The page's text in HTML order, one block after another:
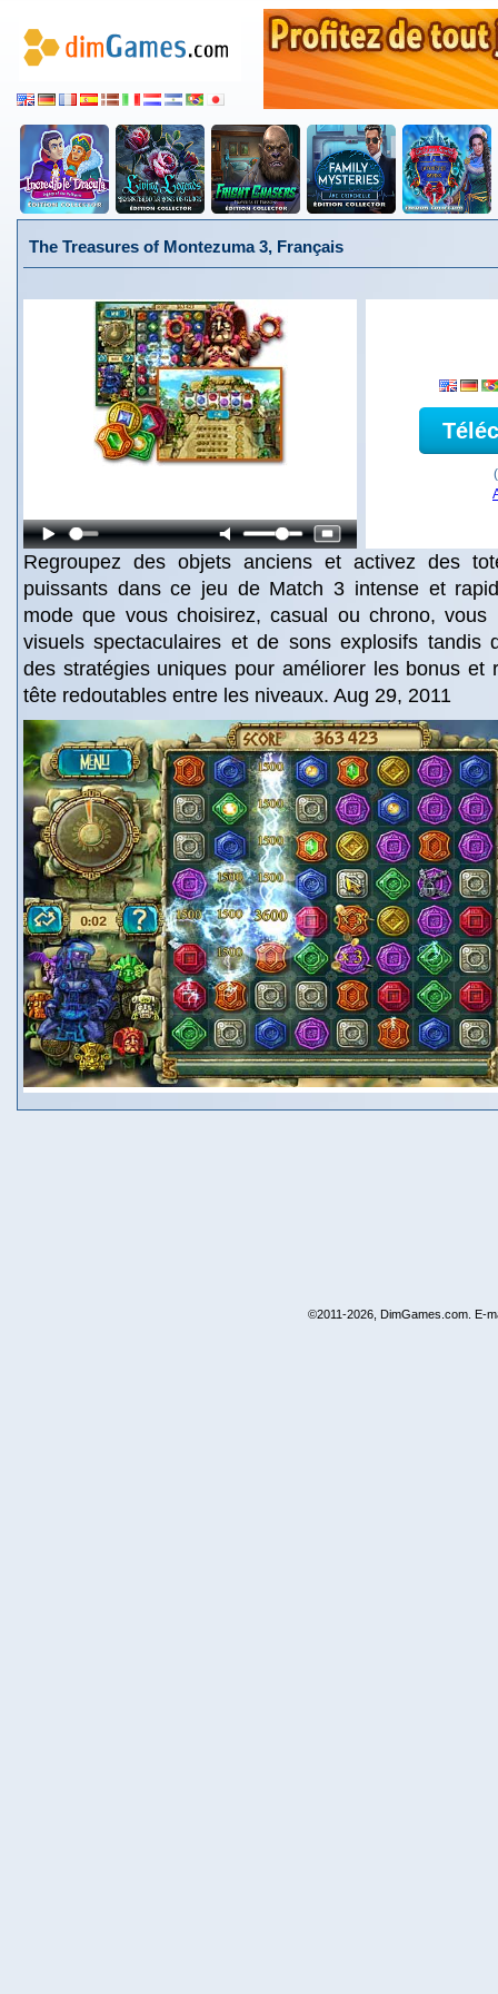
The Treasures of Montezuma 3, Français
Regroupez des objets anciens et activez des
puissants dans ce jeu de Match 3 intense et
mode que vous choisirez, casual ou chrono, vous
visuels spectaculaires et de sons explosifs tandis
des stratégies uniques pour améliorer les bonus et
tête redoutables entre les niveaux. Aug 29, 2011
©2011-2026, DimGames.com. E-